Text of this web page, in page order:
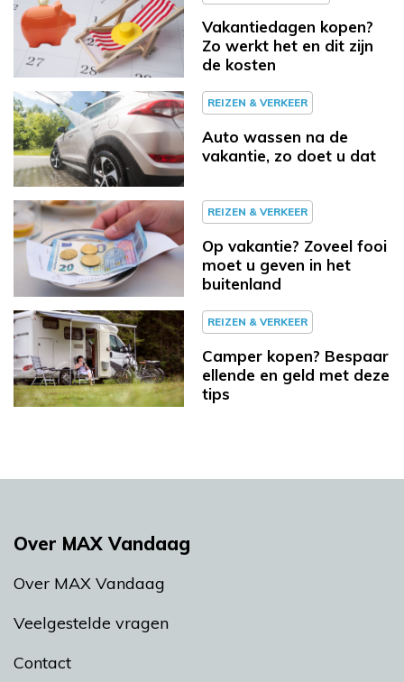
Vakantiedagen kopen?
Zo werkt het en dit zijn
de kosten
REIZEN & VERKEER
Auto wassen na de
vakantie, zo doet u dat
REIZEN & VERKEER
Op vakantie? Zoveel fooi
moet u geven in het
buitenland
REIZEN & VERKEER
Camper kopen? Bespaar
ellende en geld met deze
tips
Over MAX Vandaag
Over MAX Vandaag
Veelgestelde vragen
Contact